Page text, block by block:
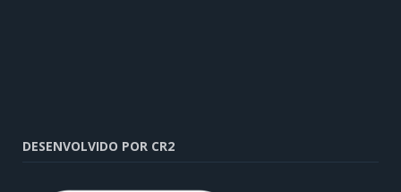
DESENVOLVIDO POR CR2